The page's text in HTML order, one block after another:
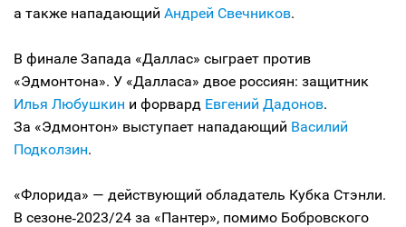
а также нападающий Андрей Свечников.
В финале Запада «Даллас» сыграет против
«Эдмонтона». У «Далласа» двое россиян: защитник
Илья Любушкин и форвард Евгений Дадонов.
За «Эдмонтон» выступает нападающий Василий
Подколзин.
«Флорида» — действующий обладатель Кубка Стэнли.
В сезоне‑2023/24 за «Пантер», помимо Бобровского